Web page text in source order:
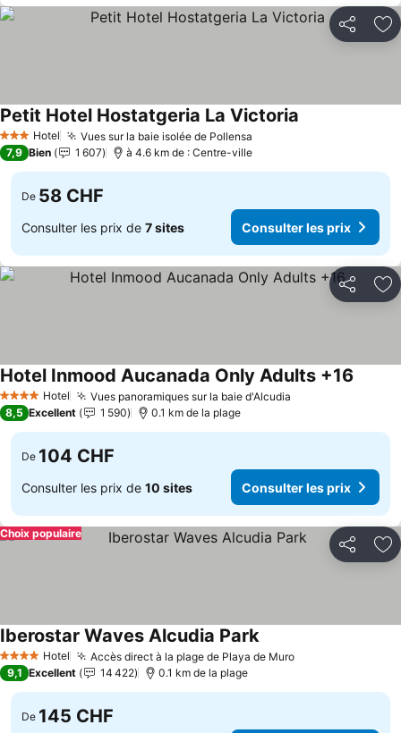
Partager
3 ÉtoilesHotel Vues sur la baie isolée de Pollensa
Petit Hotel Hostatgeria La Victoria
7,9 Bien 1 607 à 4.6 km de : Centre-ville
De 58 CHF
Consulter les prix de 7 sites Consulter les prix
Partager
4 Étoiles Hotel Vues panoramiques sur la baie d'Alcudia
Hotel Inmood Aucanada Only Adults +16
8,5 Excellent 1 590 0.1 km de la plage
De 104 CHF
Consulter les prix de 10 sites Consulter les prix
Partager
Choix populaire
4 Étoiles Hotel Accès direct à la plage de Playa de Muro
Iberostar Waves Alcudia Park
9,1 Excellent 14 422 0.1 km de la plage
De 145 CHF